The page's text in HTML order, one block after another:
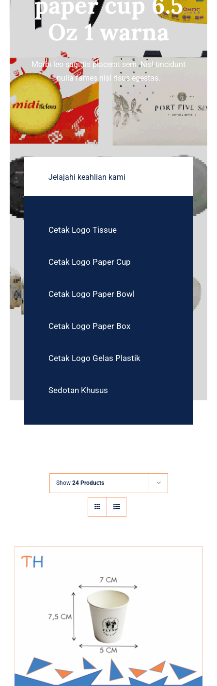
TENTANG HOREKAOz 1 warna
Morbi leo sagittis placerat sem. Nisl tincidunt
nulla fames nisl risus egestas.
Jelajahi keahlian kami
Cetak Logo Tissue
Cetak Logo Paper Cup
Cetak Logo Paper Bowl
Cetak Logo Paper Box
Cetak Logo Gelas Plastik
Sedotan Khusus
Show 24 Products
Hot Paper Cup 6.5 OZ Cetak Logo 1
Warna – Flynn
Cetak Logo Paper Cup Hot Paper Cup
Special Item